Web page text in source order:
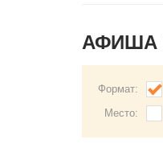
АФИША
Формат:
Место: